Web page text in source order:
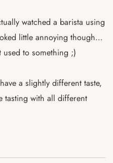
watched a barista using
little annoying though…
used to something ;)
a slightly different taste,
tasting with all different